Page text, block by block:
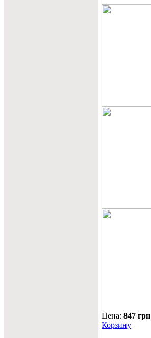
Цена: 847 грн
Корзину